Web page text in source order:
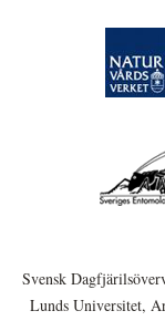
Svensk
Lunds Universitet,